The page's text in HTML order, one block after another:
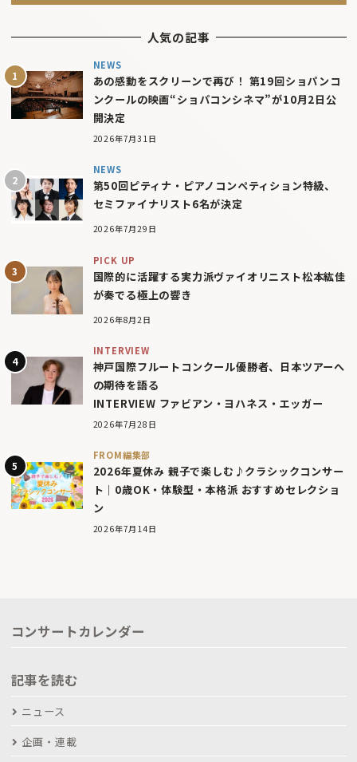
人気の記事
NEWS
あの感動をスクリーンで再び！ 第19回ショパンコ
ンクールの映画“ショパコンシネマ”が10月2日公
開決定
2026年7月31日
NEWS
第50回ピティナ・ピアノコンペティション特級、
セミファイナリスト6名が決定
2026年7月29日
PICK UP
国際的に活躍する実力派ヴァイオリニスト松本紘佳
が奏でる極上の響き
2026年8月2日
INTERVIEW
神戸国際フルートコンクール優勝者、日本ツアーへ
の期待を語る
INTERVIEW ファビアン・ヨハネス・エッガー
2026年7月28日
FROM編集部
2026年夏休み 親子で楽しむ♪クラシックコンサー
ト｜0歳OK・体験型・本格派 おすすめセレクショ
ン
2026年7月14日
コンサートカレンダー
記事を読む
ニュース
企画・連載